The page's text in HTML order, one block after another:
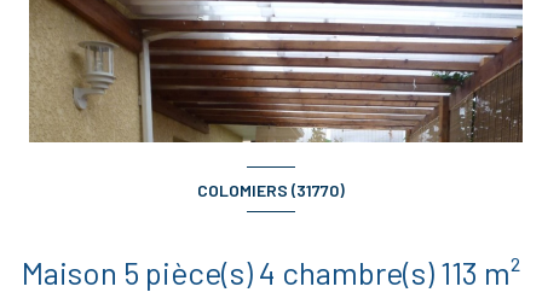
COLOMIERS (31770)
Maison 5 pièce(s) 4 chambre(s) 113 m²